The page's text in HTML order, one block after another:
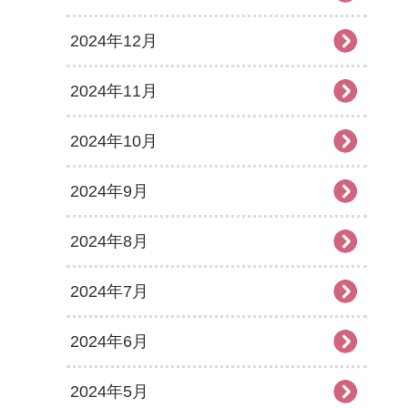
2024年12月
2024年11月
2024年10月
2024年9月
2024年8月
2024年7月
2024年6月
2024年5月